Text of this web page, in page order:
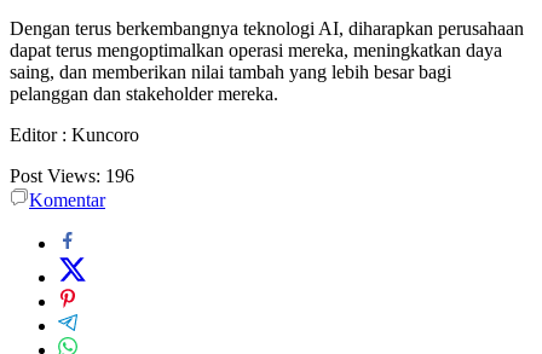
Dengan terus berkembangnya teknologi AI, diharapkan perusahaan
dapat terus mengoptimalkan operasi mereka, meningkatkan daya
saing, dan memberikan nilai tambah yang lebih besar bagi
pelanggan dan stakeholder mereka.
Editor : Kuncoro
Post Views: 196
Komentar